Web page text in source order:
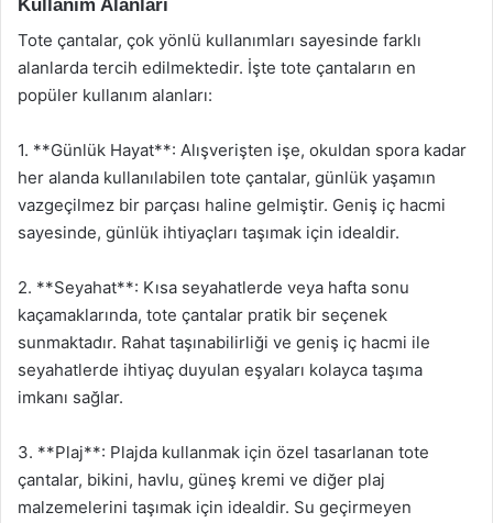
Kullanım Alanları
Tote çantalar, çok yönlü kullanımları sayesinde farklı
alanlarda tercih edilmektedir. İşte tote çantaların en
popüler kullanım alanları:
1. **Günlük Hayat**: Alışverişten işe, okuldan spora kadar
her alanda kullanılabilen tote çantalar, günlük yaşamın
vazgeçilmez bir parçası haline gelmiştir. Geniş iç hacmi
sayesinde, günlük ihtiyaçları taşımak için idealdir.
2. **Seyahat**: Kısa seyahatlerde veya hafta sonu
kaçamaklarında, tote çantalar pratik bir seçenek
sunmaktadır. Rahat taşınabilirliği ve geniş iç hacmi ile
seyahatlerde ihtiyaç duyulan eşyaları kolayca taşıma
imkanı sağlar.
3. **Plaj**: Plajda kullanmak için özel tasarlanan tote
çantalar, bikini, havlu, güneş kremi ve diğer plaj
malzemelerini taşımak için idealdir. Su geçirmeyen